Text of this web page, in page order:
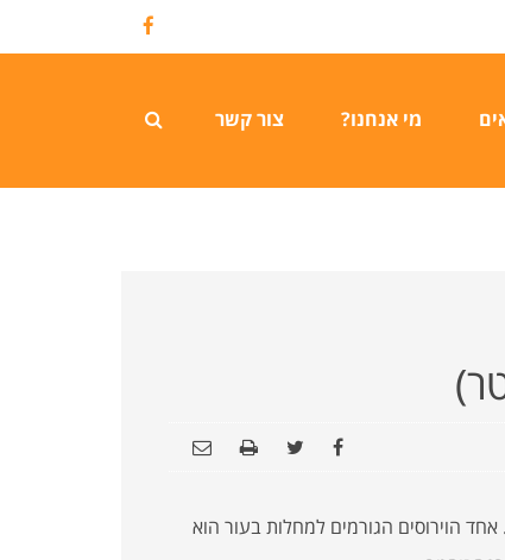
Facebook
מי אנחנו? צור קשר
אחד הוירוסים הגורמים למחלות בעור הוא